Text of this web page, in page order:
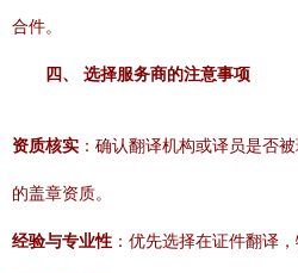
合件。
四、 选择服务商的注意事项
资质核实 ：确认翻译机构或译员是否
的盖章资质。
经验与专业性 ：优先选择在证件翻译